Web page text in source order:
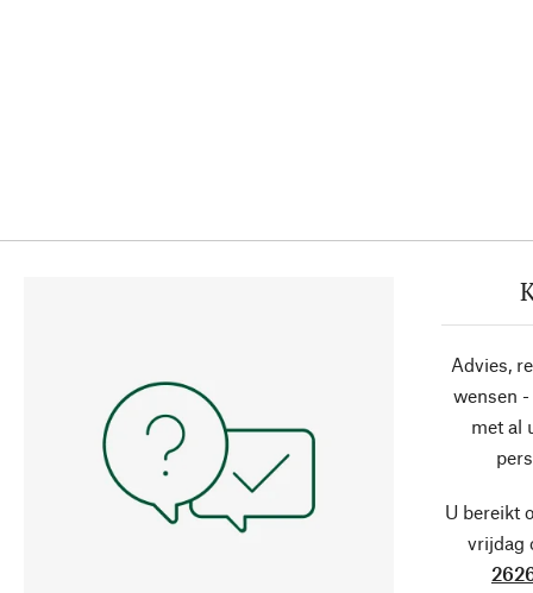
Advies,
wensen
met al
U bereikt
vrijdag